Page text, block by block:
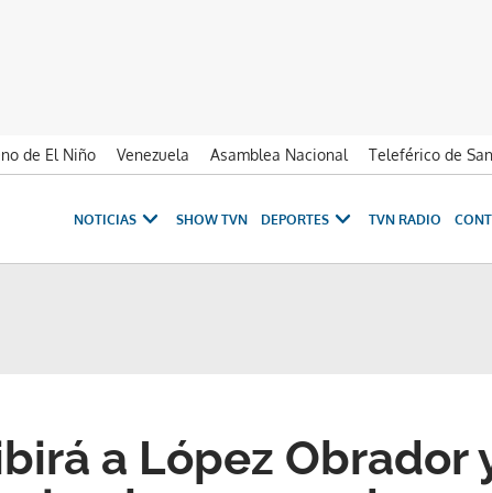
de El Niño Venezuela Asamblea Nacional Teleférico de
NOTICIAS SHOW TVN DEPORTES TVN RADIO
a López Obrador